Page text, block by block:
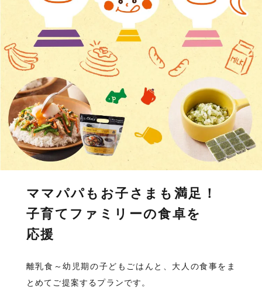
ママパパもお子さまも満足！
子育てファミリーの食卓を
応援
離乳食～幼児期の子どもごはんと、大人の食事をま
とめてご提案するプランです。